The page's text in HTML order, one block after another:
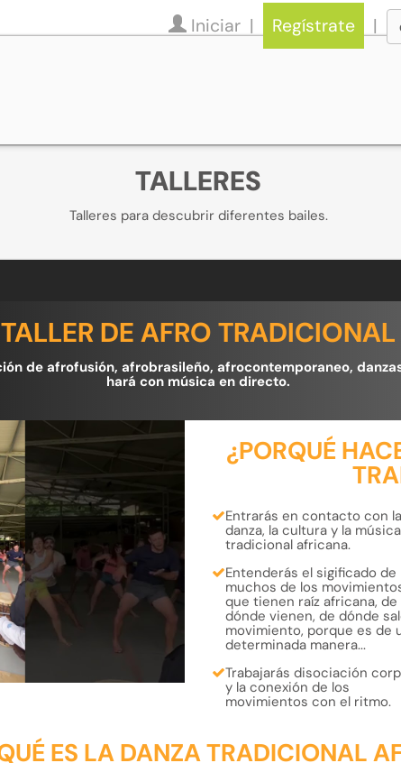
Iniciar Regístrate
TALLERES
Talleres para descubrir diferentes bailes.
TALLER DE AFRO TRADICIONAL
de afrofusión, afrobrasileño, afrocontemporaneo,
hará con música en directo.
¿PORQUÉ
Entrarás en contacto con la
danza, la cultura y la música
tradicional africana.
Entenderás el sigificado de
muchos de los
que tienen raíz africana, de
dónde vienen, de dónde
movimiento, porque es de
determinada manera...
Trabajarás disociación
y la conexión de los
movimientos con el ritmo.
ES LA DANZA TRADICIONAL